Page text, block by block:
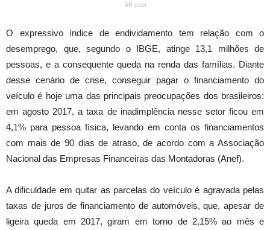
SB post
O expressivo índice de endividamento tem relação com o
desemprego, que, segundo o IBGE, atinge 13,1 milhões de
pessoas, e a consequente queda na renda das famílias. Diante
desse cenário de crise, conseguir pagar o financiamento do
veículo é hoje uma das principais preocupações dos brasileiros:
em agosto 2017, a taxa de inadimplência nesse setor ficou em
4,1% para pessoa física, levando em conta os financiamentos
com mais de 90 dias de atraso, de acordo com a Associação
Nacional das Empresas Financeiras das Montadoras (Anef).
A dificuldade em quitar as parcelas do veículo é agravada pelas
taxas de juros de financiamento de automóveis, que, apesar de
ligeira queda em 2017, giram em torno de 2,15% ao mês e